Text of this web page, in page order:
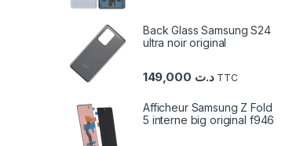
Back Glass Samsung S24
ultra noir original
د.ت TTC
Afficheur Samsung Z Fold
5 interne big original f946